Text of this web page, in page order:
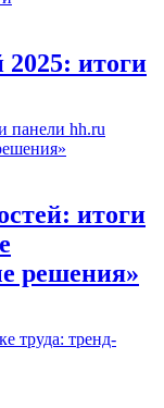
2025: итоги
итоги
решения»